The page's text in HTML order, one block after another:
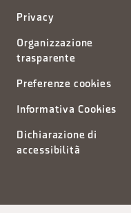
Privacy
Organizzazione
trasparente
Preferenze cookies
Informativa Cookies
Dichiarazione di
accessibilità